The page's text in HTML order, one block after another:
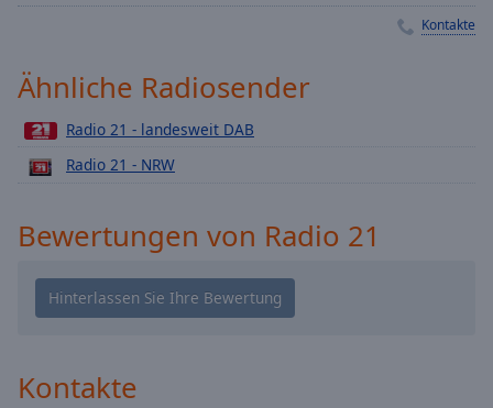
Rate
Chapters
Chapters
descriptions
off,
selected
subtitles
Kontakte
Ähnliche Radiosender
Radio 21 - landesweit DAB
Radio 21 - NRW
Bewertungen von Radio 21
Kontakte